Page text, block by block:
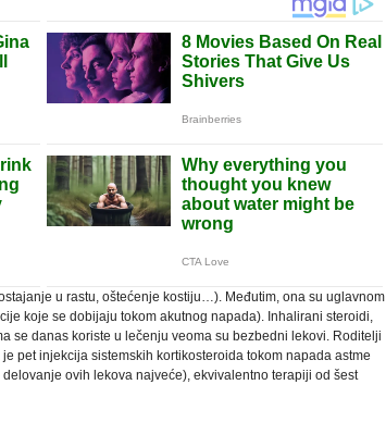
u rastu, oštećenje kostiju…). Međutim, ona su uglavnom
koje se dobijaju tokom akutnog napada). Inhalirani steroidi,
se danas koriste u lečenju veoma su bezbedni lekovi. Roditelji
pet injekcija sistemskih kortikosteroida tokom napada astme
ovih lekova najveće), ekvivalentno terapiji od šest